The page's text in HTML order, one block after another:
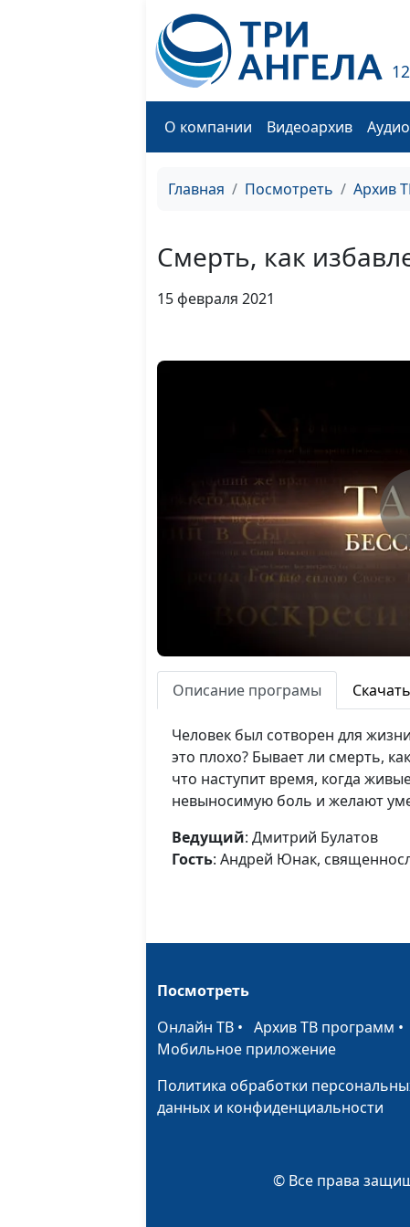
О компании Видеоархив
Главная Посмотреть Архив
Смерть, как
15 февраля 2021
Описание програмы Скачать
Человек был сотворен для
это плохо? Бывает ли смерть,
что наступит время, когда
невыносимую боль и желают
Ведущий: Дмитрий Булатов
Гость: Андрей Юнак,
Посмотреть
Онлайн ТВ • Архив ТВ программ •
Мобильное приложение
Политика обработки
данных и конфиденциальности
© Все права